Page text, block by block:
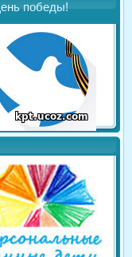
победы!